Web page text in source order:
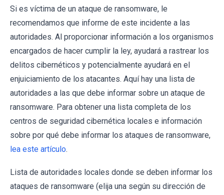
Si es víctima de un ataque de ransomware, le
recomendamos que informe de este incidente a las
autoridades. Al proporcionar información a los organismos
encargados de hacer cumplir la ley, ayudará a rastrear los
delitos cibernéticos y potencialmente ayudará en el
enjuiciamiento de los atacantes. Aquí hay una lista de
autoridades a las que debe informar sobre un ataque de
ransomware. Para obtener una lista completa de los
centros de seguridad cibernética locales e información
sobre por qué debe informar los ataques de ransomware,
lea este artículo.
Lista de autoridades locales donde se deben informar los
ataques de ransomware (elija una según su dirección de